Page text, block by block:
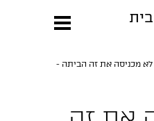
לא מכניסה את זה הביתה -